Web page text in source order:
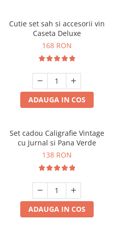
Cutie set sah si accesorii vin
Caseta Deluxe
168 RON
ADAUGA IN COS
Set cadou Caligrafie Vintage
cu Jurnal si Pana Verde
138 RON
ADAUGA IN COS